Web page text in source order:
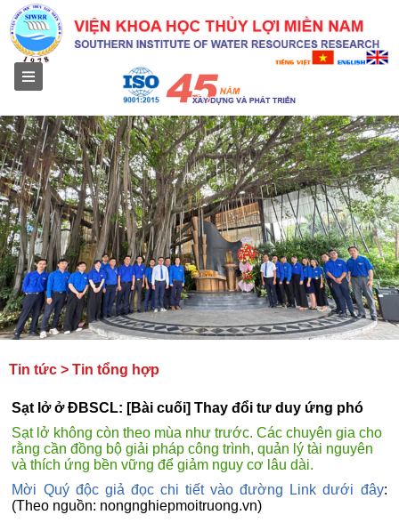
Tin tức > Tin tổng hợp
Sạt lở ở ĐBSCL: [Bài cuối] Thay đổi tư duy ứng phó
Sạt lở không còn theo mùa như trước. Các chuyên gia cho
rằng cần đồng bộ giải pháp công trình, quản lý tài nguyên
và thích ứng bền vững để giảm nguy cơ lâu dài.
Mời Quý độc giả đọc chi tiết vào đường Link dưới đây:
(Theo nguồn: nongnghiepmoitruong.vn)